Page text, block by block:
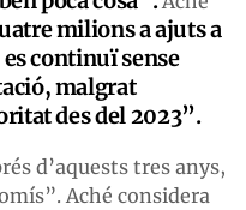
milions a ajuts a
continuï sense
malgrat
des del 2023”.
d’aquests tres anys,
Aché considera